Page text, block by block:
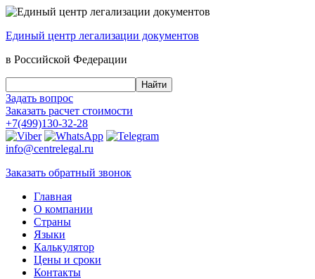
Единый центр легализации документов
в Российской Федерации
Задать вопрос
Заказать расчет стоимости
+7(499)130-32-28
info@centrelegal.ru
Заказать обратный звонок
Главная
О компании
Страны
Языки
Калькулятор
Цены и сроки
Контакты